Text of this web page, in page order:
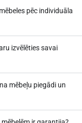
pēc individuāla
izvēlēties savai
mēbeļu piegādi un